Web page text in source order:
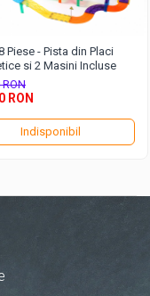
Piese - Pista din Placi
si 2 Masini Incluse
RON
Indisponibil